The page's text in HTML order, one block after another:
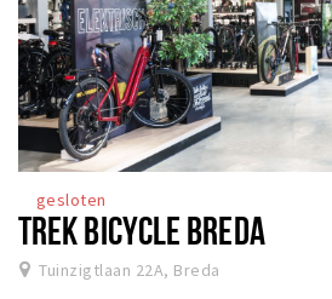
gesloten
TREK BICYCLE BREDA
Tuinzigtlaan 22A, Breda